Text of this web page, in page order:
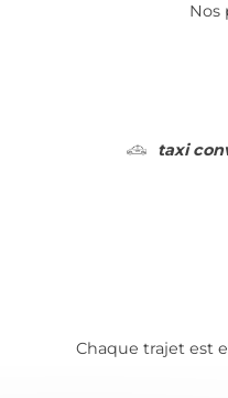
Nos
taxi
Chaque trajet est